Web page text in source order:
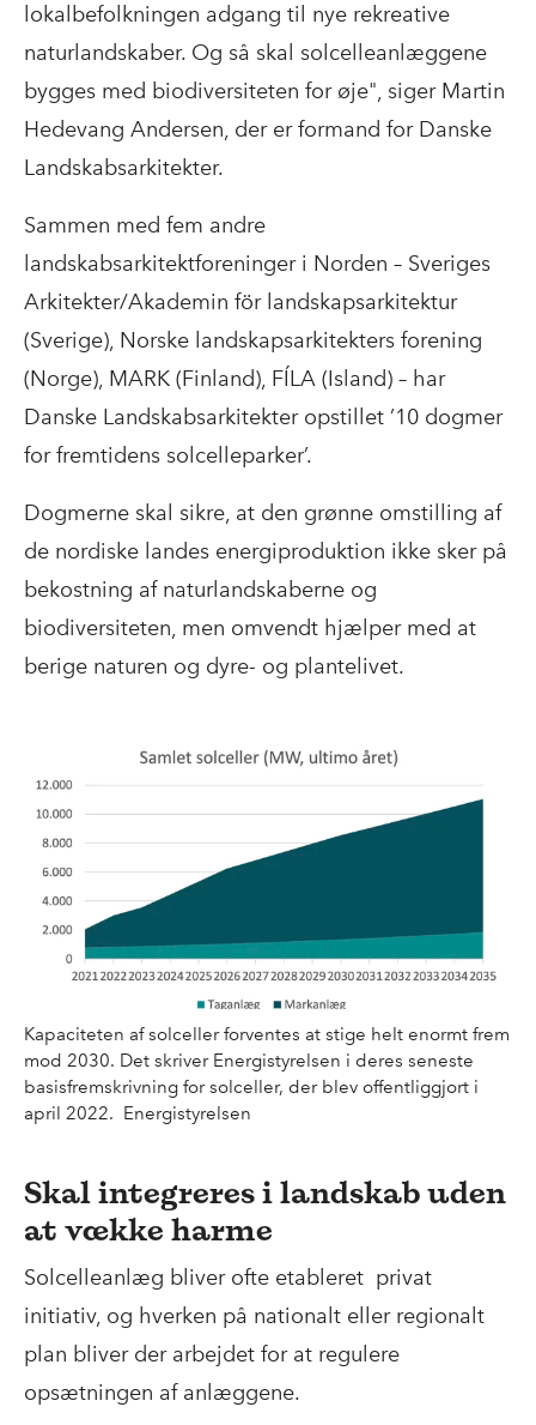
lokalbefolkningen adgang til nye rekreative
naturlandskaber. Og så skal solcelleanlæggene
bygges med biodiversiteten for øje", siger Martin
Hedevang Andersen, der er formand for Danske
Landskabsarkitekter.
Sammen med fem andre
landskabsarkitektforeninger i Norden – Sveriges
Arkitekter/Akademin för landskapsarkitektur
(Sverige), Norske landskapsarkitekters forening
(Norge), MARK (Finland), FÍLA (Island) – har
Danske Landskabsarkitekter opstillet ’10 dogmer
for fremtidens solcelleparker’.
Dogmerne skal sikre, at den grønne omstilling af
de nordiske landes energiproduktion ikke sker på
bekostning af naturlandskaberne og
biodiversiteten, men omvendt hjælper med at
berige naturen og dyre- og plantelivet.
Kapaciteten af solceller forventes at stige helt enormt frem
mod 2030. Det skriver Energistyrelsen i deres seneste
basisfremskrivning for solceller, der blev offentliggjort i
april 2022. Energistyrelsen
Skal integreres i landskab uden
at vække harme
Solcelleanlæg bliver ofte etableret privat
initiativ, og hverken på nationalt eller regionalt
plan bliver der arbejdet for at regulere
opsætningen af anlæggene.